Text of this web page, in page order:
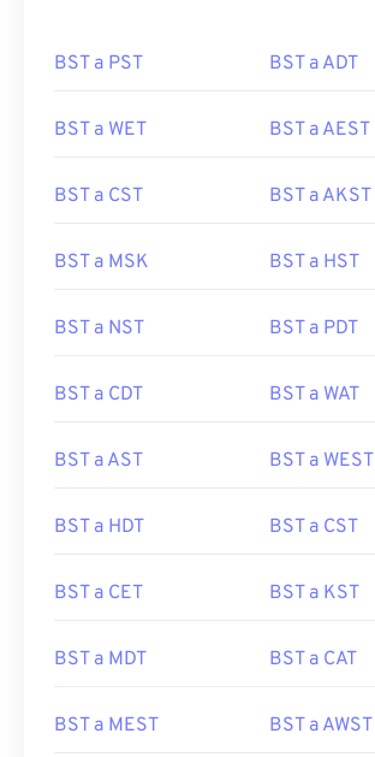
BST a PST BST a ADT
BST a WET BST a AEST
BST a CST BST a AKST
BST a MSK BST a HST
BST a NST BST a PDT
BST a CDT BST a WAT
BST a AST BST a WEST
BST a HDT BST a CST
BST a CET BST a KST
BST a MDT BST a CAT
BST a MEST BST a AWST